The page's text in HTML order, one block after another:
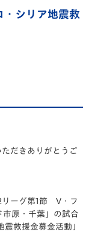
・シリア地震救
だきありがとうご
リーグ第1節 V・フ
市原・千葉」の試合
救援金募金活動」